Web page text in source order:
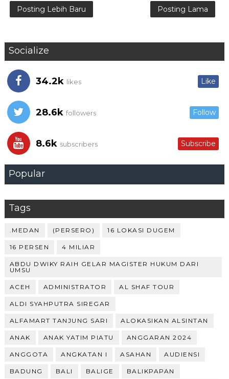
Posting Lebih Baru Posting Lama
Socialize
34.2k likes Like
28.6k followers Follow
8.6k subscribers Subscribe
Popular
Tags
.MEDAN (PERSERO) 16 LOKASI DUGEM
16 PERSEN 4 MILIAR
ABDU DWIKY RAIH GELAR MAGISTER HUKUM DARI
UMSU
ACEH ADMINISTRATOR AL SHAF TOUR
ALDI SYAHPUTRA SIREGAR
ALFAMART TANJUNG SARI ALOKASIKAN ALSINTAN
ANAK ANAK YATIM PIATU ANGGARAN 2024
ANGGOTA ANGKATAN I ASAHAN AUDIENSI
BADUNG BALI BALIGE BALIKPAPAN